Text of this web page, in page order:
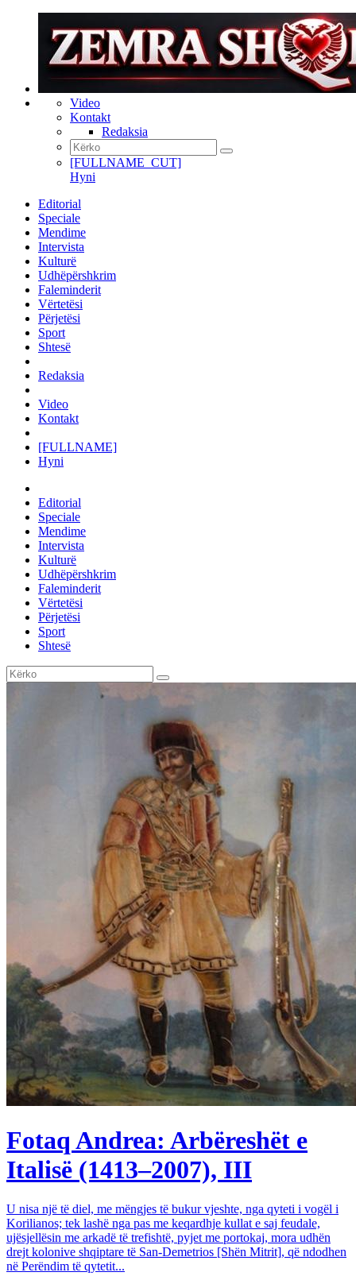
Video
Kontakt
Redaksia
[FULLNAME_CUT]
Hyni
Editorial
Speciale
Mendime
Intervista
Kulturë
Udhëpërshkrim
Faleminderit
Vërtetësi
Përjetësi
Sport
Shtesë
Redaksia
Video
Kontakt
[FULLNAME]
Hyni
Editorial
Speciale
Mendime
Intervista
Kulturë
Udhëpërshkrim
Faleminderit
Vërtetësi
Përjetësi
Sport
Shtesë
Fotaq Andrea: Arbëreshët e
Italisë (1413–2007), III
U nisa një të diel, me mëngjes të bukur vjeshte, nga qyteti i vogël i
Korilianos; tek lashë nga pas me keqardhje kullat e saj feudale,
ujësjellësin me arkadë të trefishtë, pyjet me portokaj, mora udhën
drejt kolonive shqiptare të San-Demetrios [Shën Mitrit], që ndodhen
në Perëndim të qytetit...